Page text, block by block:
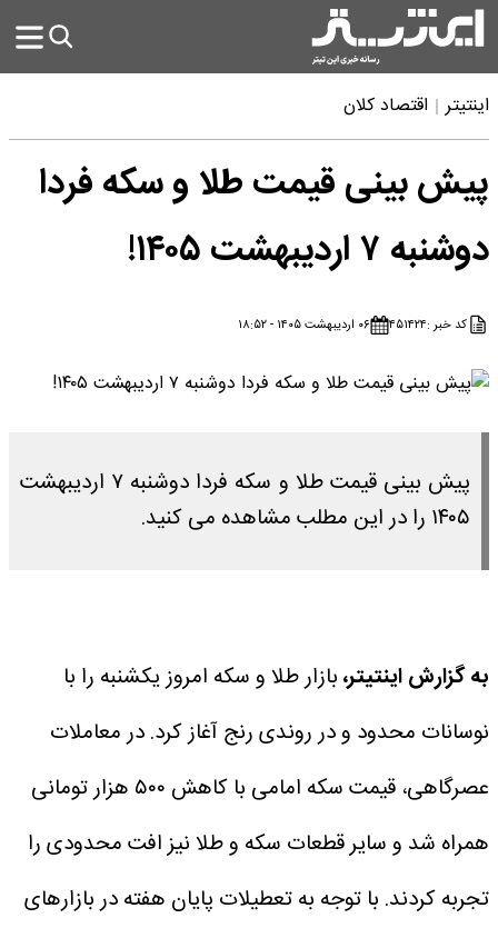
اینتیتر اقتصاد کلان
پیش بینی قیمت طلا و سکه فردا
دوشنبه ۷ اردیبهشت ۱۴۰۵!
کد خبر :۴۵۱۴۲۴ ۰۶ اردیبهشت ۱۴۰۵ - ۱۸:۵۲
پیش بینی قیمت طلا و سکه فردا دوشنبه ۷ اردیبهشت
۱۴۰۵ را در این مطلب مشاهده می کنید.
به گزارش اینتیتر،بازار طلا و سکه امروز یکشنبه را با
نوسانات محدود و در روندی رنج آغاز کرد. در معاملات
عصرگاهی، قیمت سکه امامی با کاهش ۵۰۰ هزار تومانی
همراه شد و سایر قطعات سکه و طلا نیز افت محدودی را
تجربه کردند. با توجه به تعطیلات پایان هفته در بازارهای